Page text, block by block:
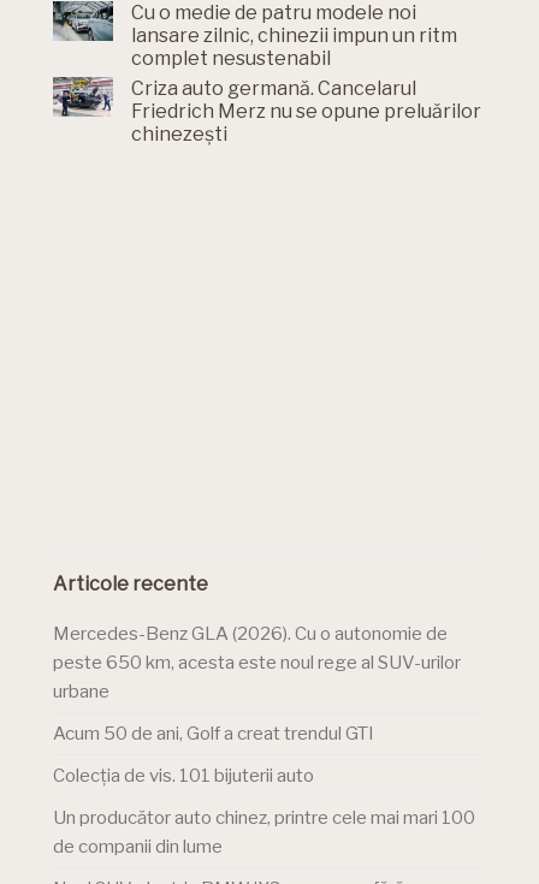
Cu o medie de patru modele noi
lansare zilnic, chinezii impun un ritm
complet nesustenabil
Criza auto germană. Cancelarul
Friedrich Merz nu se opune preluărilor
chinezești
Articole recente
Mercedes-Benz GLA (2026). Cu o autonomie de
peste 650 km, acesta este noul rege al SUV-urilor
urbane
Acum 50 de ani, Golf a creat trendul GTI
Colecția de vis. 101 bijuterii auto
Un producător auto chinez, printre cele mai mari 100
de companii din lume